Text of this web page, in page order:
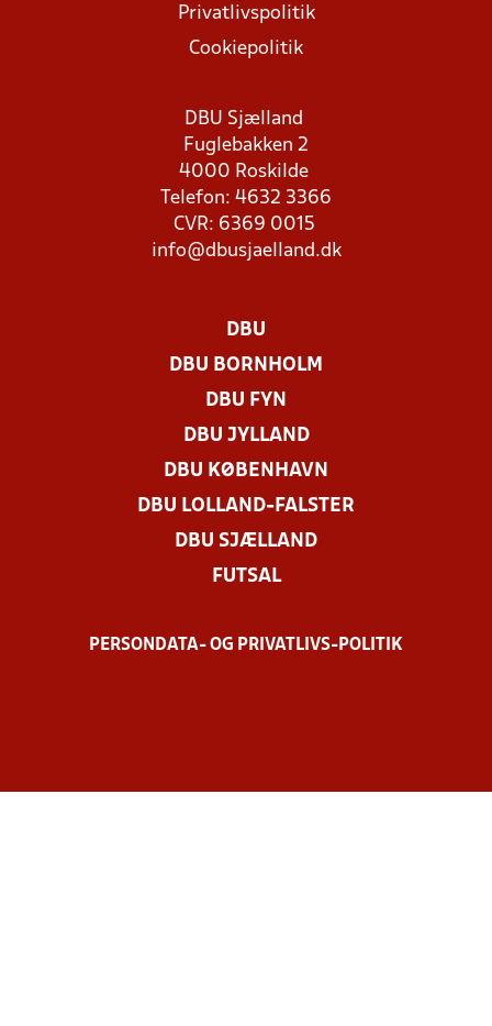
Privatlivspolitik
Cookiepolitik
DBU Sjælland
Fuglebakken 2
4000 Roskilde
Telefon: 4632 3366
CVR: 6369 0015
info@dbusjaelland.dk
DBU
DBU BORNHOLM
DBU FYN
DBU JYLLAND
DBU KØBENHAVN
DBU LOLLAND-FALSTER
DBU SJÆLLAND
FUTSAL
PERSONDATA- OG PRIVATLIVS-POLITIK